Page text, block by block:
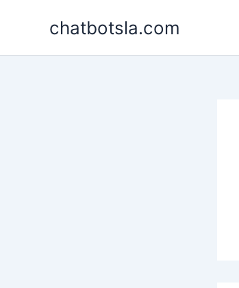
chatbotsla.com